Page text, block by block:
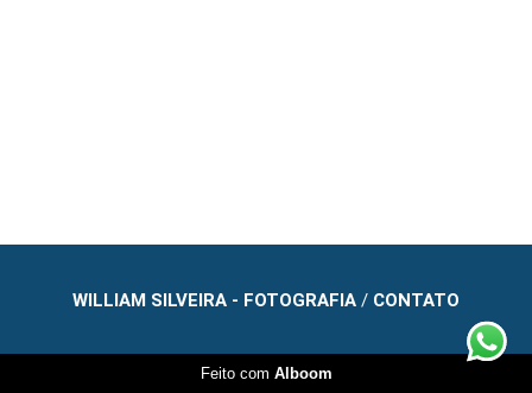
WILLIAM SILVEIRA - FOTOGRAFIA / CONTATO
Feito com Alboom